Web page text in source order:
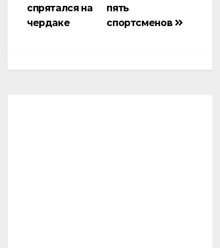
пять
спортсменов
спрятался на
чердаке